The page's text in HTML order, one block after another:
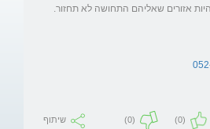
(0)
(0) שיתוף